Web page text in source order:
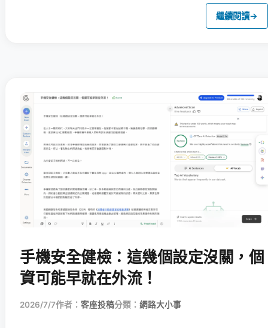
繼續閱讀→
手機安全健檢：這幾個設定沒關，個
資可能早就在外流！
2026/7/7作者： 客座投稿分類： 網路大小事